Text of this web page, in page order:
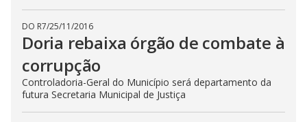
DO R7/25/11/2016
Doria rebaixa órgão de combate à
corrupção
Controladoria-Geral do Município será departamento da
futura Secretaria Municipal de Justiça